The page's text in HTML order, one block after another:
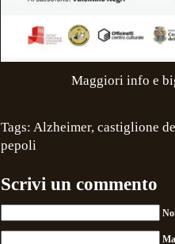
Maggiori info e
Tags: Alzheimer, castiglione
pepoli
Scrivi un commento